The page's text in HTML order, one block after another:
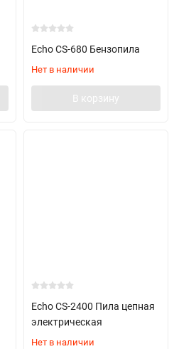
Echo CS-680 Бензопила
Нет в наличии
В корзину
Echo CS-2400 Пила цепная
электрическая
Нет в наличии